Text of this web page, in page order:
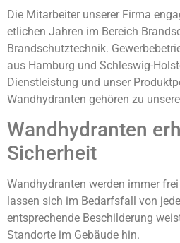
Die Mitarbeiter unserer Firma
etlichen Jahren im Bereich
Brandschutztechnik.
aus Hamburg und Schleswig-
Dienstleistung und unser
Wandhydranten gehören zu
Wandhydranten
Sicherheit
Wandhydranten werden immer
lassen sich im Bedarfsfall von
entsprechende Beschilderung
Standorte im Gebäude hin.